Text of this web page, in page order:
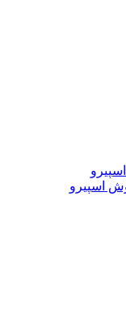
اسپیرو